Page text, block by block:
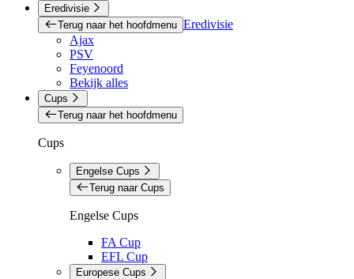
Eredivisie
Terug naar het hoofdmenu Eredivisie
Ajax
PSV
Feyenoord
Bekijk alles
Cups
Terug naar het hoofdmenu
Cups
Engelse Cups
Terug naar Cups
Engelse Cups
FA Cup
EFL Cup
Europese Cups